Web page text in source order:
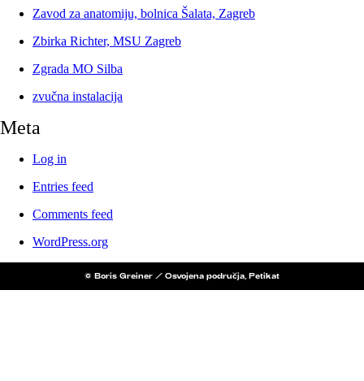
Zavod za anatomiju, bolnica Šalata, Zagreb
Zbirka Richter, MSU Zagreb
Zgrada MO Silba
zvučna instalacija
Meta
Log in
Entries feed
Comments feed
WordPress.org
© Boris Greiner / Osvojena područja, Petikat